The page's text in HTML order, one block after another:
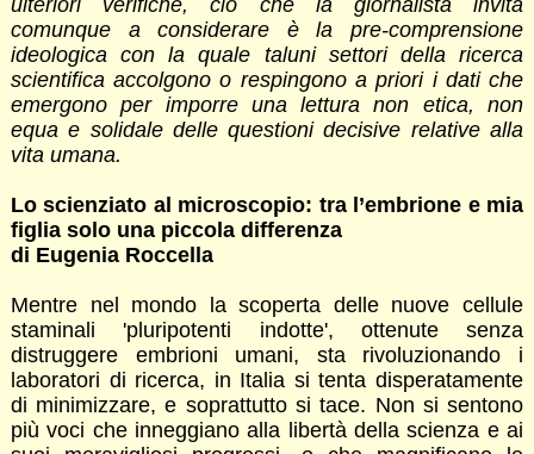
comunque a considerare è la pre-comprensione
ideologica con la quale taluni settori della ricerca
scientifica accolgono o respingono a priori i dati che
emergono per imporre una lettura non etica, non
equa e solidale delle questioni decisive relative alla
vita umana.
Lo scienziato al microscopio: tra l’embrione e mia
figlia solo una piccola differenza
di Eugenia Roccella
Mentre nel mondo la scoperta delle nuove cellule
staminali 'pluripotenti indotte', ottenute senza
distruggere embrioni umani, sta rivoluzionando i
laboratori di ricerca, in Italia si tenta disperatamente
di minimizzare, e soprattutto si tace. Non si sentono
più voci che inneggiano alla libertà della scienza e ai